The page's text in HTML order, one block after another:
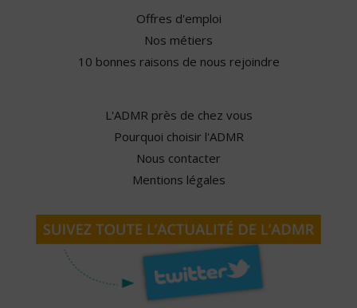
Offres d'emploi
Nos métiers
10 bonnes raisons de nous rejoindre
L'ADMR près de chez vous
Pourquoi choisir l'ADMR
Nous contacter
Mentions légales